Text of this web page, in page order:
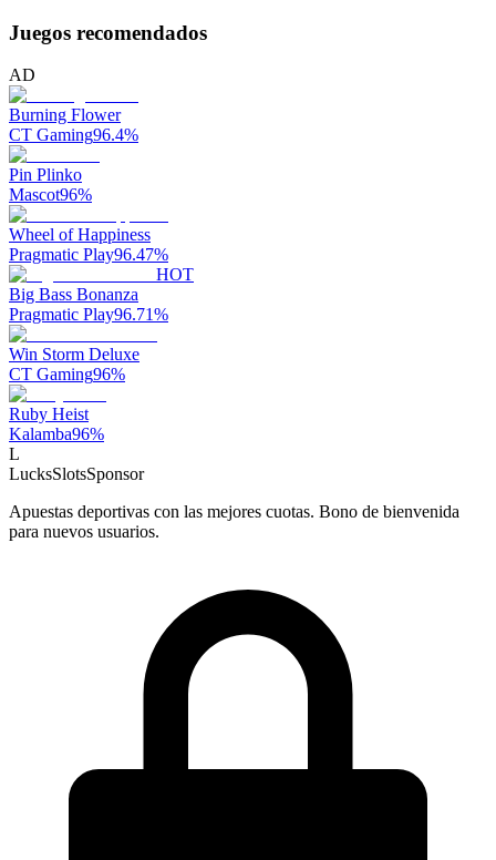
Juegos recomendados
AD
Burning Flower
CT Gaming96.4%
Pin Plinko
Mascot96%
Wheel of Happiness
Pragmatic Play96.47%
HOT
Big Bass Bonanza
Pragmatic Play96.71%
Win Storm Deluxe
CT Gaming96%
Ruby Heist
Kalamba96%
L
LucksSlotsSponsor
Apuestas deportivas con las mejores cuotas. Bono de bienvenida
para nuevos usuarios.